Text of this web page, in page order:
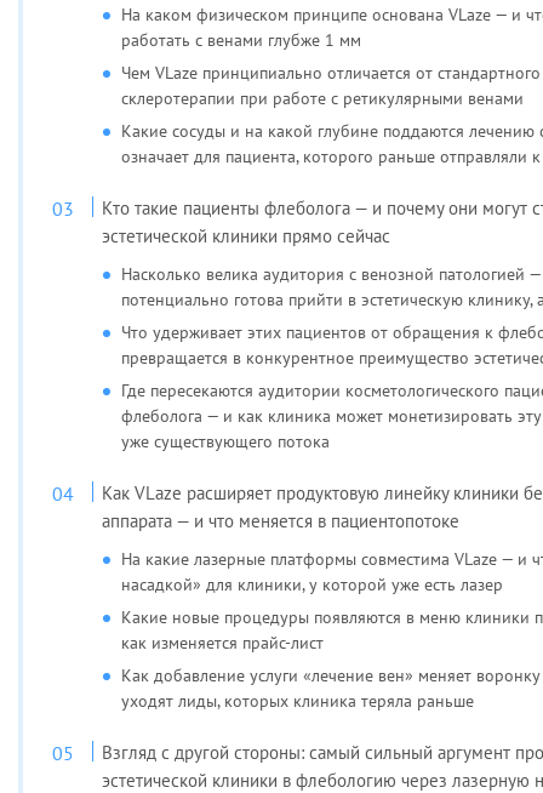
На каком физическом принципе основана VLaze — и
работать с венами глубже 1 мм
Чем VLaze принципиально отличается от
склеротерапии при работе с ретикулярными венами
Какие сосуды и на какой глубине поддаются лечению
означает для пациента, которого раньше отправляли
Кто такие пациенты флеболога — и почему они могут
эстетической клиники прямо сейчас
Насколько велика аудитория с венозной патологией
потенциально готова прийти в эстетическую клинику,
Что удерживает этих пациентов от обращения к
превращается в конкурентное преимущество
Где пересекаются аудитории косметологического
флеболога — и как клиника может монетизировать
уже существующего потока
Как VLaze расширяет продуктовую линейку клиники
аппарата — и что меняется в пациентопотоке
На какие лазерные платформы совместима VLaze — и
насадкой» для клиники, у которой уже есть лазер
Какие новые процедуры появляются в меню клиники
как изменяется прайс-лист
Как добавление услуги «лечение вен» меняет
уходят лиды, которых клиника теряла раньше
Взгляд с другой стороны: самый сильный аргумент
эстетической клиники в флебологию через лазерную